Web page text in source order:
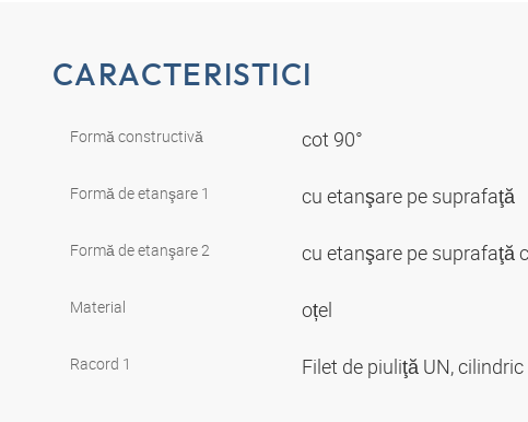
CARACTERISTICI
Formă constructivă cot 90°
Formă de etanşare 1 cu etanşare pe suprafaţă
Formă de etanşare 2 cu etanşare pe suprafaţă
Material oțel
Racord 1 Filet de piuliţă UN, cilindric